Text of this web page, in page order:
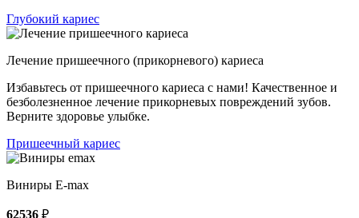
Глубокий кариес
Лечение пришеечного (прикорневого) кариеса
Избавьтесь от пришеечного кариеса с нами! Качественное и
безболезненное лечение прикорневых повреждений зубов.
Верните здоровье улыбке.
Пришеечный кариес
Виниры E-max
62536 ₽